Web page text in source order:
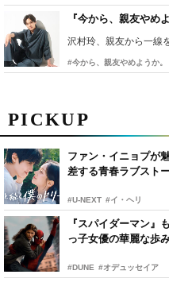
PICKUP
ファン・イニョプが
差する青春ラブスト
#U-NEXT #イ・ヘリ
『スパイダーマン』
っ子女優の華麗な歩
#DUNE #オデュッセイア
『今から、親友やめ
沢村玲、親友から一線
#今から、親友やめようか。